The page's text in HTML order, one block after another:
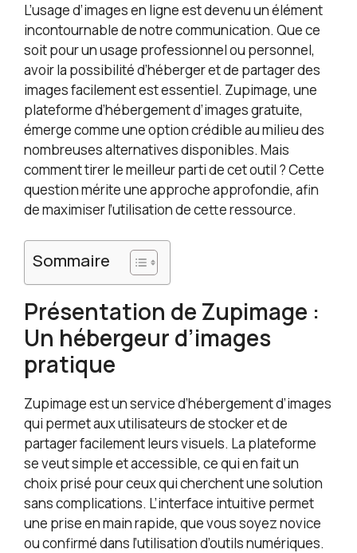
L’usage d’images en ligne est devenu un élément
incontournable de notre communication. Que ce
soit pour un usage professionnel ou personnel,
avoir la possibilité d’héberger et de partager des
images facilement est essentiel. Zupimage, une
plateforme d’hébergement d’images gratuite,
émerge comme une option crédible au milieu des
nombreuses alternatives disponibles. Mais
comment tirer le meilleur parti de cet outil ? Cette
question mérite une approche approfondie, afin
de maximiser l’utilisation de cette ressource.
Sommaire
Présentation de Zupimage :
Un hébergeur d’images
pratique
Zupimage est un service d’hébergement d’images
qui permet aux utilisateurs de stocker et de
partager facilement leurs visuels. La plateforme
se veut simple et accessible, ce qui en fait un
choix prisé pour ceux qui cherchent une solution
sans complications. L’interface intuitive permet
une prise en main rapide, que vous soyez novice
ou confirmé dans l’utilisation d’outils numériques.